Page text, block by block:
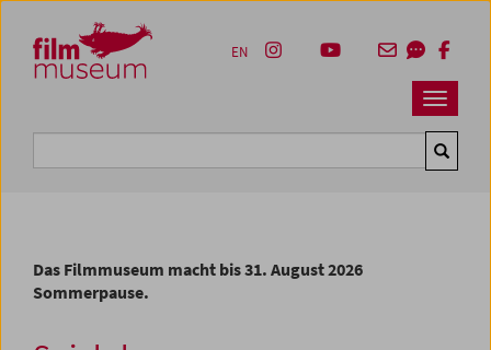
Zum Inhalt
Zum Hauptmenü
Zur Servicenavigation
Zum Suche
Navbar
EN
Das Filmmuseum macht bis 31. August 2026
Sommerpause.